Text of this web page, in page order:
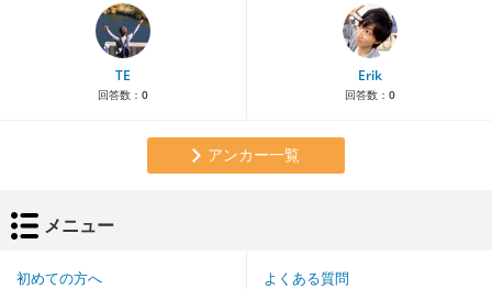
TE
回答数： 0
Erik
回答数： 0
アンカー一覧
メニュー
初めての方へ よくある質問